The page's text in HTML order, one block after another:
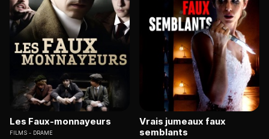
Les Faux-monnayeurs
FILMS DRAME
Vrais jumeaux faux
semblants